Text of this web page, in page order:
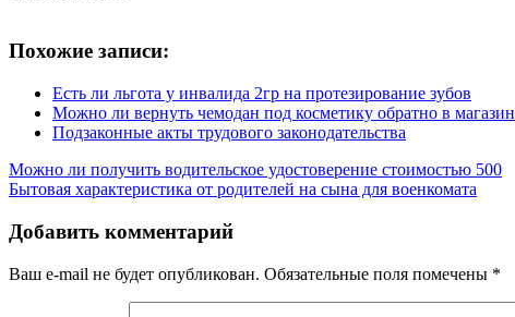
Похожие записи:
Есть ли льгота у инвалида 2гр на протезирование зубов
Можно ли вернуть чемодан под косметику обратно в магазин
Подзаконные акты трудового законодательства
Можно ли получить водительское удостоверение стоимостью 500
Бытовая характеристика от родителей на сына для военкомата
Добавить комментарий
Ваш e-mail не будет опубликован. Обязательные поля помечены *